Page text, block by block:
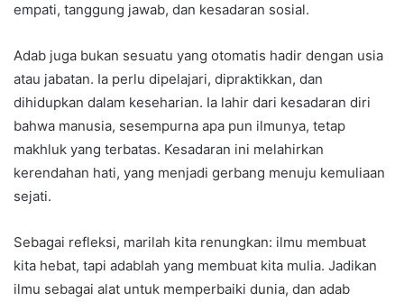
empati, tanggung jawab, dan kesadaran sosial.
Adab juga bukan sesuatu yang otomatis hadir dengan usia
atau jabatan. Ia perlu dipelajari, dipraktikkan, dan
dihidupkan dalam keseharian. Ia lahir dari kesadaran diri
bahwa manusia, sesempurna apa pun ilmunya, tetap
makhluk yang terbatas. Kesadaran ini melahirkan
kerendahan hati, yang menjadi gerbang menuju kemuliaan
sejati.
Sebagai refleksi, marilah kita renungkan: ilmu membuat
kita hebat, tapi adablah yang membuat kita mulia. Jadikan
ilmu sebagai alat untuk memperbaiki dunia, dan adab